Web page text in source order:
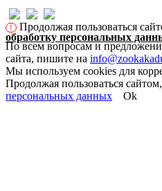
!
Продолжая пользоваться
обработку персональных
По всем вопросам и
сайта, пишите на
Мы используем cookies для
Продолжая пользоваться сайтом,
персональных данных
Ok